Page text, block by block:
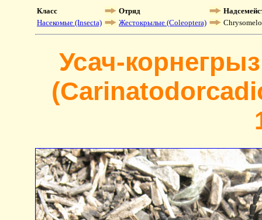
Класс Отряд
Насекомые (Insecta)
Жестокрылые (Coleoptera)
Усач-